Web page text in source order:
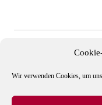
Wir verwenden Cookies, um